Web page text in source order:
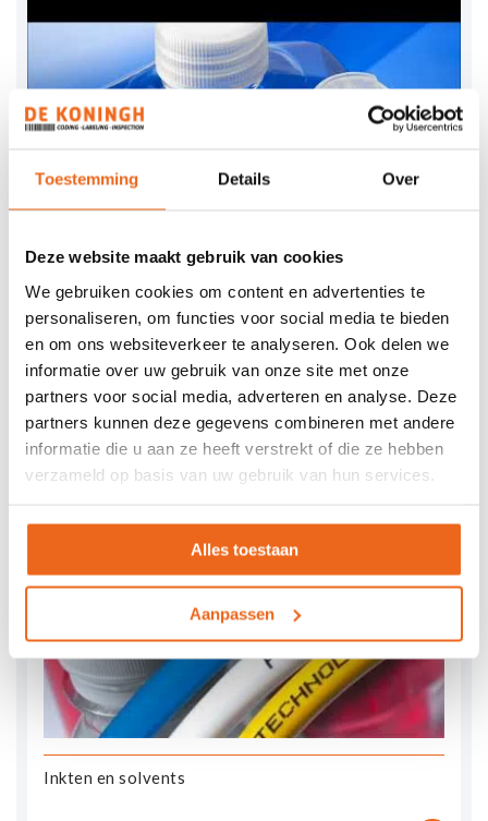
Toestemming Details Over
Deze website maakt gebruik van cookies
We gebruiken cookies om content en advertenties te
personaliseren, om functies voor social media te bieden
en om ons websiteverkeer te analyseren. Ook delen we
informatie over uw gebruik van onze site met onze
partners voor social media, adverteren en analyse. Deze
partners kunnen deze gegevens combineren met andere
informatie die u aan ze heeft verstrekt of die ze hebben
verzameld op basis van uw gebruik van hun services.
Alles toestaan
Aanpassen
Bekijk al onzevideo's!
INKTEN EN SOLVENTS
Inkten en solvents